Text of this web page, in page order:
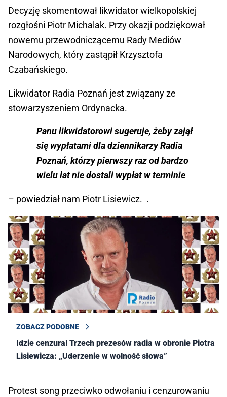
Decyzję skomentował likwidator wielkopolskiej
rozgłośni Piotr Michalak. Przy okazji podziękował
nowemu przewodniczącemu Rady Mediów
Narodowych, który zastąpił Krzysztofa
Czabańskiego.
Likwidator Radia Poznań jest związany ze
stowarzyszeniem Ordynacka.
Panu likwidatorowi sugeruje, żeby zajął
się wypłatami dla dziennikarzy Radia
Poznań, którzy pierwszy raz od bardzo
wielu lat nie dostali wypłat w terminie
– powiedział nam Piotr Lisiewicz. .
ZOBACZ PODOBNE
Idzie cenzura! Trzech prezesów radia w obronie Piotra
Lisiewicza: „Uderzenie w wolność słowa”
Protest song przeciwko odwołaniu i cenzurowaniu